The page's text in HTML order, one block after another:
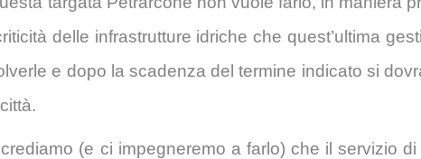
delle infrastrutture idriche che quest’ultima
e dopo la scadenza del termine indicato si
(e ci impegneremo a farlo) che il servizio